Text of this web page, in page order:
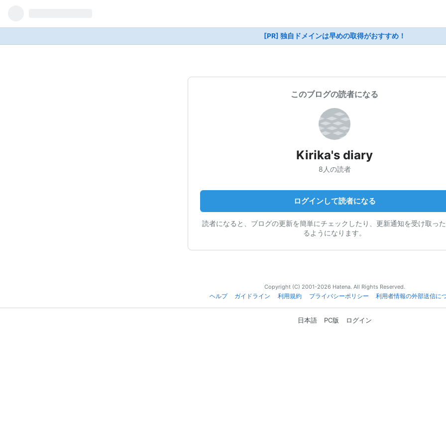
[PR] 独自ドメインは早めの取得がおすすめ！
このブログの読者になる
Kirika's diary
8人の読者
ログインして読者になる
読者になると、ブログの更新を簡単にチェックしたり、更新通知を受け取っ
るようになります。
Copyright (C) 2001-2026 Hatena. All Rights Reserved.
ヘルプ
ガイドライン 利用規約 プライバシーポリシー 利用者情報の外部送信に
日本語 PC版 ログイン